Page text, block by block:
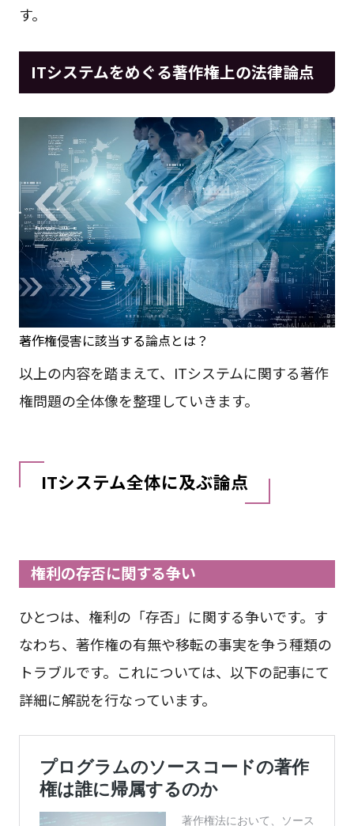
す。
ITシステムをめぐる著作権上の法律論点
著作権侵害に該当する論点とは？
以上の内容を踏まえて、ITシステムに関する著作
権問題の全体像を整理していきます。
ITシステム全体に及ぶ論点
権利の存否に関する争い
ひとつは、権利の「存否」に関する争いです。す
なわち、著作権の有無や移転の事実を争う種類の
トラブルです。これについては、以下の記事にて
詳細に解説を行なっています。